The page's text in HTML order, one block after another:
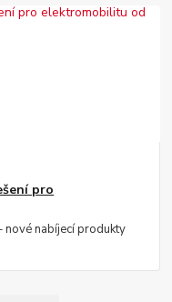
pro
nové nabíjecí produkty